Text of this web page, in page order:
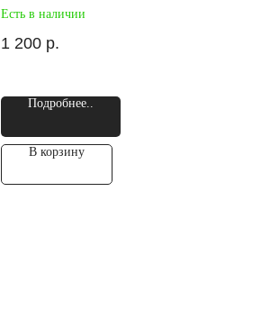
с деревянными ножнами
Есть в наличии
1 200 р.
Подробнее..
В корзину